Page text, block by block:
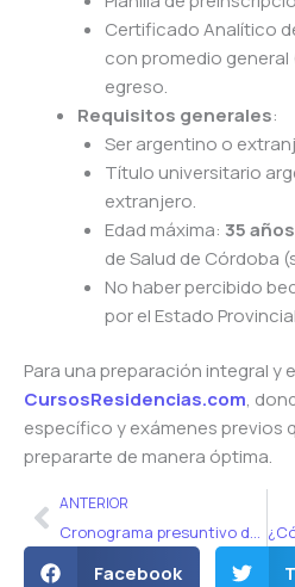
Certificado Analítico
con promedio
egreso.
Requisitos generales:
Ser argentino o
Título universitario
extranjero.
Edad máxima: 35 años
de Salud de Córdoba
No haber percibido
por el Estado
Para una preparación integral y
CursosResidencias.com,
específico y exámenes previos
prepararte de manera óptima.
AntANTERIOR
Cronograma presuntivo del Examen Único 2025
Facebook